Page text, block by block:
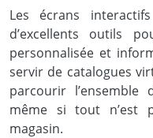
Les écrans
d’excellents outils
personnalisée et
servir de catalogues
parcourir
même si tout n’est
magasin.